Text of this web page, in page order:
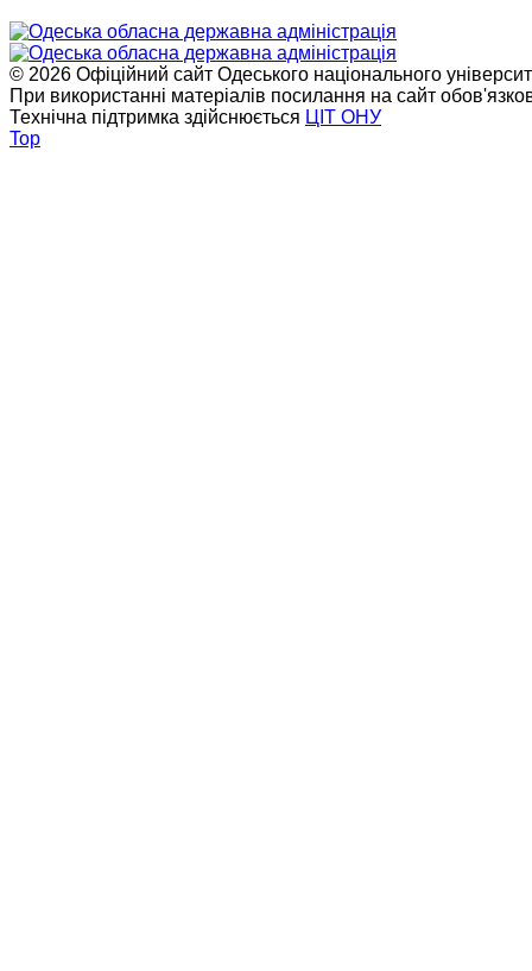
© 2026 Офіційний сайт Одеського національного
При використанні матеріалів посилання на сайт
Технічна підтримка здійснюється ЦІТ ОНУ
Top